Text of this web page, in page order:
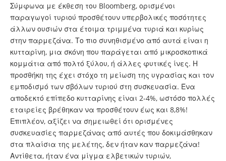
Σύμφωνα με έκθεση του Bloomberg, ορισμένοι
παραγωγοί τυριού προσθέτουν υπερβολικές ποσότητες
άλλων ουσιών στα έτοιμα τριμμένα τυριά και κυρίως
στην παρμεζάνα. Το πιο συνηθισμένο από αυτά είναι η
κυτταρίνη, μια σκόνη που παράγεται από μικροσκοπικά
κομμάτια από πολτό ξύλου, ή άλλες φυτικές ίνες. Η
προσθήκη της έχει στόχο τη μείωση της υγρασίας και τον
εμποδισμό των σβόλων τυριού στη συσκευασία. Ένα
αποδεκτό επίπεδο κυτταρίνης είναι 2-4%, ωστόσο πολλές
εταιρείες βρέθηκαν να προσθέτουν έως και 8,8%!
Επιπλέον, αξίζει να σημειωθεί ότι ορισμένες
συσκευασίες παρμεζάνας από αυτές που δοκιμάσθηκαν
στα πλαίσια της μελέτης, δεν ήταν καν παρμεζάνα!
Αντίθετα, ήταν ένα μίγμα ελβετικών τυριών,